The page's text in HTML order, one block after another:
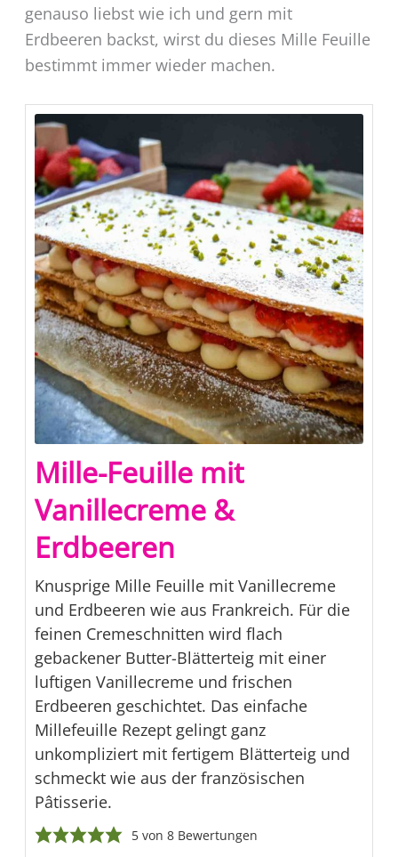
genauso liebst wie ich und gern mit
Erdbeeren backst, wirst du dieses Mille Feuille
bestimmt immer wieder machen.
Mille-Feuille mit
Vanillecreme &
Erdbeeren
Knusprige Mille Feuille mit Vanillecreme
und Erdbeeren wie aus Frankreich. Für die
feinen Cremeschnitten wird flach
gebackener Butter-Blätterteig mit einer
luftigen Vanillecreme und frischen
Erdbeeren geschichtet. Das einfache
Millefeuille Rezept gelingt ganz
unkompliziert mit fertigem Blätterteig und
schmeckt wie aus der französischen
Pâtisserie.
5von 8Bewertungen